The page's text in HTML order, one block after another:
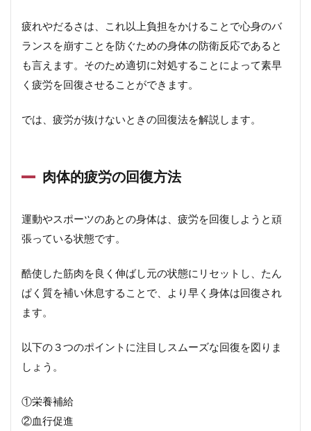
疲れやだるさは、これ以上負担をかけることで心身のバ
ランスを崩すことを防ぐための身体の防衛反応であると
も言えます。そのため適切に対処することによって素早
く疲労を回復させることができます。
では、疲労が抜けないときの回復法を解説します。
肉体的疲労の回復方法
運動やスポーツのあとの身体は、疲労を回復しようと頑
張っている状態です。
酷使した筋肉を良く伸ばし元の状態にリセットし、たん
ぱく質を補い休息することで、より早く身体は回復され
ます。
以下の３つのポイントに注目しスムーズな回復を図りま
しょう。
①栄養補給
②血行促進